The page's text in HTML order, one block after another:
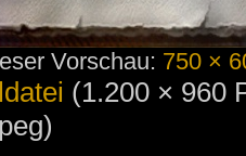
Vorschau: 750 ×
(1.200 × 960